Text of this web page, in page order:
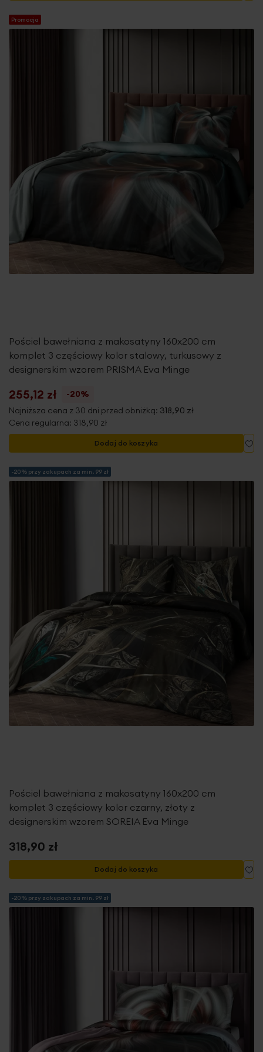
Promocja
Pościel bawełniana z makosatyny 160x200 cm
komplet 3 częściowy kolor stalowy, turkusowy z
designerskim wzorem PRISMA Eva Minge
255,12 zł
-20%
Najniższa cena z 30 dni przed obniżką: 318,90 zł
Cena regularna: 318,90 zł
Dodaj do koszyka
-20% przy zakupach za min. 99 zł
Pościel bawełniana z makosatyny 160x200 cm
komplet 3 częściowy kolor czarny, złoty z
designerskim wzorem SOREIA Eva Minge
318,90 zł
Dodaj do koszyka
-20% przy zakupach za min. 99 zł